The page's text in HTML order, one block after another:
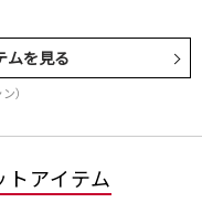
ムを見る
）
アイテム